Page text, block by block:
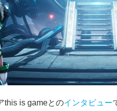
this is gameとのインタビュー